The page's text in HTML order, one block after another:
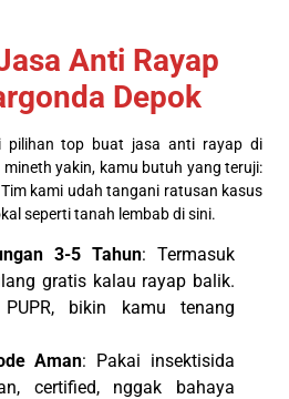
Anti Rayap
Depok
pilihan top buat jasa anti rayap di
yakin, kamu butuh yang teruji:
kami udah tangani ratusan kasus
seperti tanah lembab di sini.
3-5 Tahun: Termasuk
gratis kalau rayap balik.
bikin kamu tenang
Aman: Pakai insektisida
certified, nggak bahaya